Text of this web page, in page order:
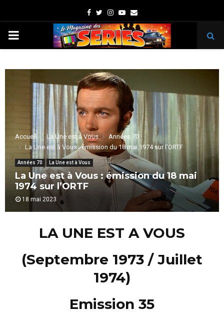
Facebook
TwitterInstagram
Youtube
Email
PRIMARY
Accueil La Une est à Vous
Années 70
La Une est à Vous : émission du 18 mai 1974 sur l’ORTF
Années 70 La Une est à Vous
La Une est à Vous : émission du 18 mai
1974 sur l’ORTF
18 mai 2023
LA UNE EST A VOUS
(Septembre 1973 / Juillet
1974)
Emission 35